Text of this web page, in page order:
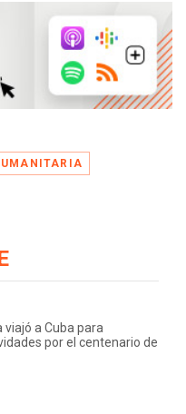
viajó a Cuba para
por el centenario de